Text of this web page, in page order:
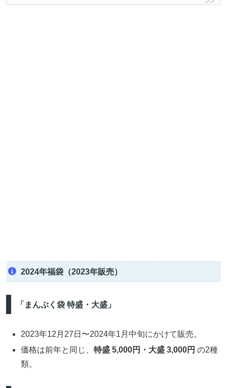
2024年福袋（2023年販売）
「まんぷく袋 特盛・大盛」
2023年12月27日〜2024年1月中旬にかけて販売。
価格は前年と同じ、特盛 5,000円・大盛 3,000円 の2種
類。